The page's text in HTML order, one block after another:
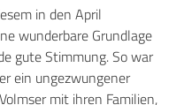
in den April
wunderbare Grundlage
gute Stimmung. So war
ein ungezwungener
mit ihren Familien,